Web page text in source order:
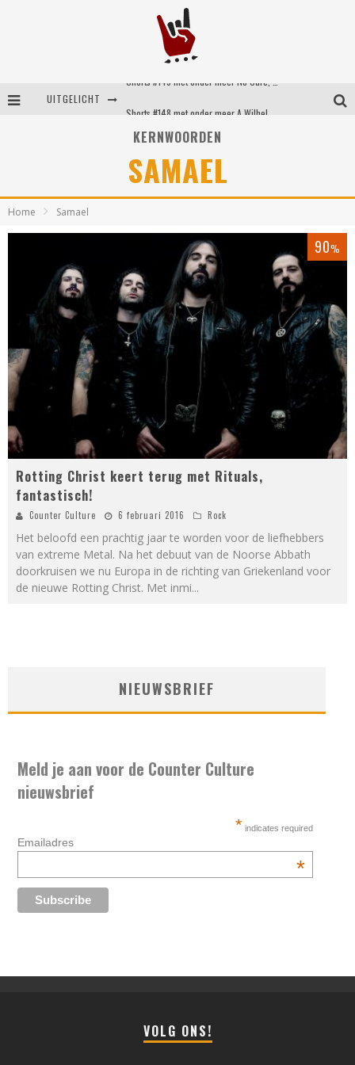
UITGELICHT
KERNWOORDEN
SAMAEL
Home Samael
90%
Rotting Christ keert terug met Rituals,
fantastisch!
Counter Culture 6 februari 2016 Rock
Het beloofd een prachtig jaar te worden voor de liefhebbers
van extreme Metal. Na het debuut van de Noorse Abbath
doorkruisen we nu Europa in de richting van Griekenland voor
de nieuwe Rotting Christ. Met inmi...
NIEUWSBRIEF
Meld je aan voor de Counter Culture
nieuwsbrief
* indicates required
Emailadres
*
VOLG ONS!